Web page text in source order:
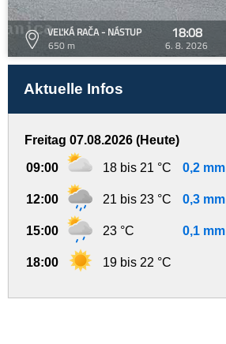
VEĽKÁ RAČA - NÁSTUP
650 m
18:08
6. 8. 2026
Aktuelle Infos
Freitag 07.08.2026 (Heute)
09:00 18 bis 21 °C 0,2 mm
12:00 21 bis 23 °C 0,3 mm
15:00 23 °C 0,1 mm
18:00 19 bis 22 °C